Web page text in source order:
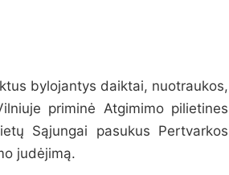
bylojantys daiktai, nuotraukos,
priminė Atgimimo pilietines
Sąjungai pasukus Pertvarkos
judėjimą.